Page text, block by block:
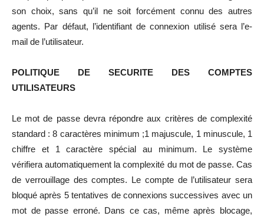
son choix, sans qu’il ne soit forcément connu des autres
agents. Par défaut, l’identifiant de connexion utilisé sera l’e-
mail de l’utilisateur.
POLITIQUE DE SECURITE DES COMPTES
UTILISATEURS
Le mot de passe devra répondre aux critères de complexité
standard : 8 caractères minimum ;1 majuscule, 1 minuscule, 1
chiffre et 1 caractère spécial au minimum. Le système
vérifiera automatiquement la complexité du mot de passe. Cas
de verrouillage des comptes. Le compte de l’utilisateur sera
bloqué après 5 tentatives de connexions successives avec un
mot de passe erroné. Dans ce cas, même après blocage,